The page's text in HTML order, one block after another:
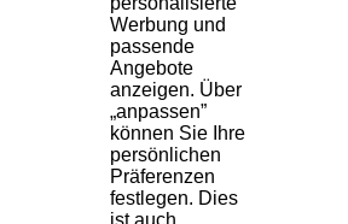
Werbung und
passende
Angebote
anzeigen. Über
„anpassen”
können Sie Ihre
persönlichen
Präferenzen
festlegen. Dies
ist auch